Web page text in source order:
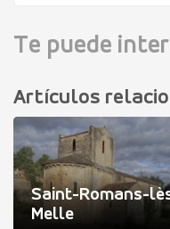
Te puede
Artículos
Saint-Romans-
Melle